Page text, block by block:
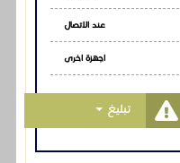
عند الاتصال
اجهزة اخرى
تبليغ Toggle Dropdown